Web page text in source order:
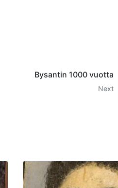
Bysantin 1000 vuotta
Next